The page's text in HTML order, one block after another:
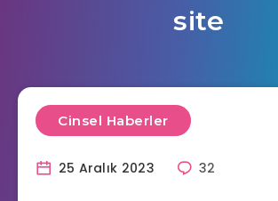
site
Cinsel Haberler
25 Aralık 2023 32